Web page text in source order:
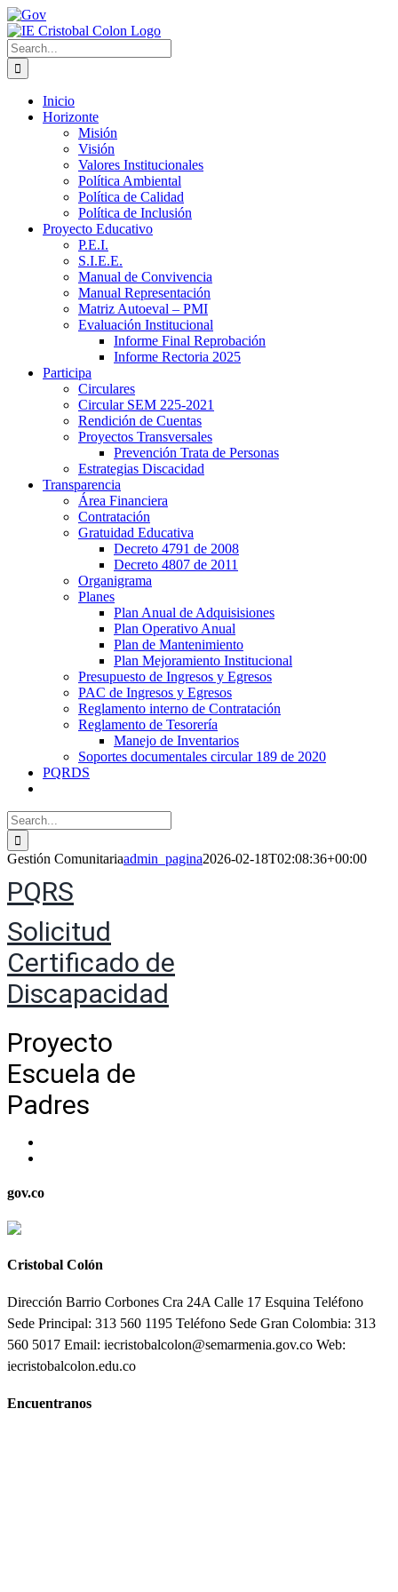
Skip
to
content
Gov Facebook
Twitter
Instagram
Search
for:
Inicio
Horizonte
Misión
Visión
Valores Institucionales
Política Ambiental
Política de Calidad
Política de Inclusión
Proyecto Educativo
P.E.I.
S.I.E.E.
Manual de Convivencia
Manual Representación
Matriz Autoeval – PMI
Evaluación Institucional
Informe Final Reprobación
Informe Rectoria 2025
Participa
Circulares
Circular SEM 225-2021
Rendición de Cuentas
Proyectos Transversales
Prevención Trata de Personas
Estrategias Discacidad
Transparencia
Área Financiera
Contratación
Gratuidad Educativa
Decreto 4791 de 2008
Decreto 4807 de 2011
Organigrama
Planes
Plan Anual de Adquisisiones
Plan Operativo Anual
Plan de Mantenimiento
Plan Mejoramiento Institucional
Presupuesto de Ingresos y Egresos
PAC de Ingresos y Egresos
Reglamento interno de Contratación
Reglamento de Tesorería
Manejo de Inventarios
Soportes documentales circular 189 de 2020
PQRDS
Search
for:
Gestión Comunitariaadmin_pagina2026-02-18T02:08:36+00:00
PQRS
Solicitud
Certificado de
Discapacidad
Proyecto
Escuela de
Padres
gov.co
Cristobal Colón
Dirección Barrio Corbones Cra 24A Calle 17 Esquina Teléfono
Sede Principal: 313 560 1195 Teléfono Sede Gran Colombia: 313
560 5017 Email: iecristobalcolon@semarmenia.gov.co Web:
iecristobalcolon.edu.co
Encuentranos